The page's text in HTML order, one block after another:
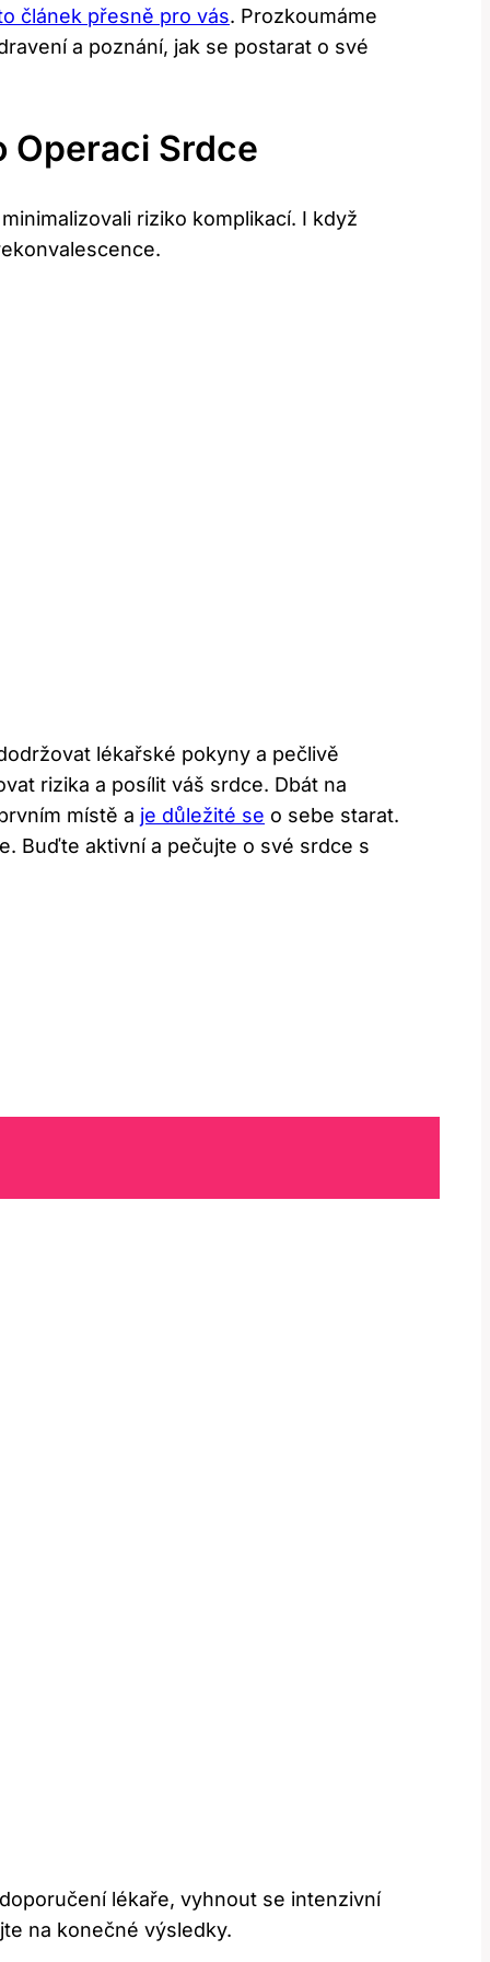
článek přesně pro vás. Prozkoumáme
a poznání, jak se postarat o své
Operaci Srdce
riziko komplikací. I když
lékařské pokyny a pečlivě
rizika a posílit váš srdce. Dbát na
místě a je důležité se o sebe starat.
Buďte aktivní a pečujte o své srdce s
lékaře, vyhnout se intenzivní
na konečné výsledky.